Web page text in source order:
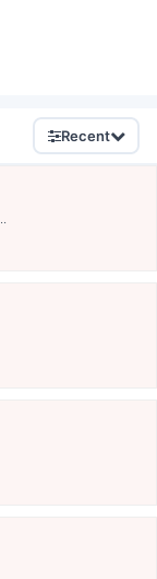
Recent